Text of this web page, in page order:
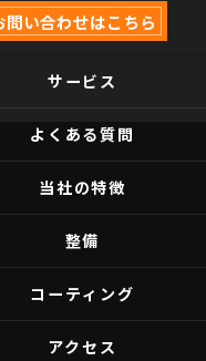
問い合わせはこちら
サービス
よくある質問
当社の特徴
整備
コーティング
アクセス